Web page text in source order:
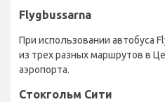
Flygbussarna
При использовании автобуса
из трех разных маршрутов в
аэропорта.
Стокгольм Сити